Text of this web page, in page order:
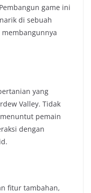
game ini
di sebuah
yang
Valley. Tidak
pemain
dengan
fitur tambahan,